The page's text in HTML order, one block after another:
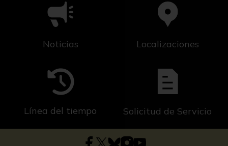
Noticias Localizaciones
Línea del tiempo Solicitud de Servicio